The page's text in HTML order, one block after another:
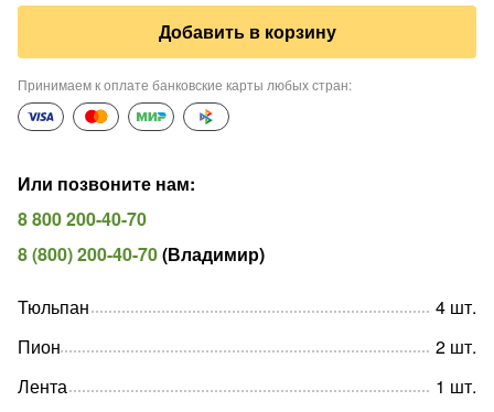
Добавить в корзину
Принимаем к оплате банковские карты любых стран:
Или позвоните нам:
8 800 200-40-70
8 (800) 200-40-70(Владимир)
Тюльпан 4 шт.
Пион
2 шт.
Лента
1 шт.